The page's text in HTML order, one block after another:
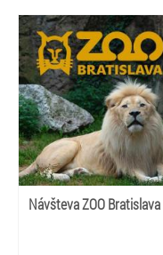
Návšteva ZOO Bratislava